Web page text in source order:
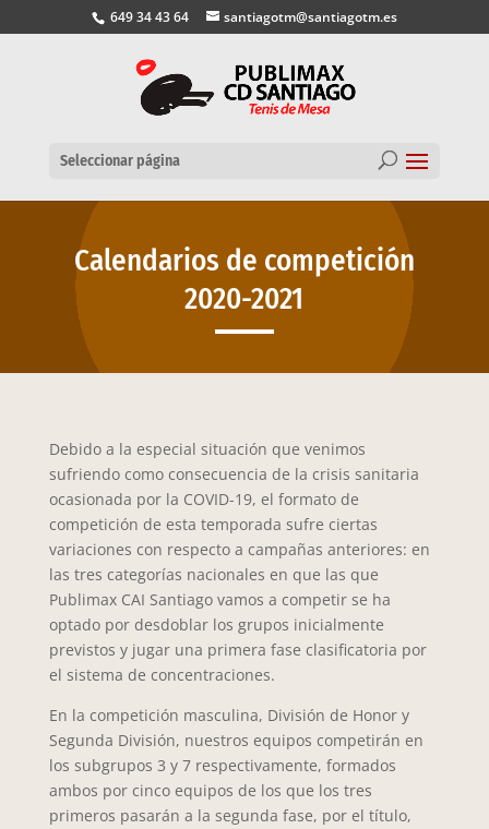
649 34 43 64 santiagotm@santiagotm.es
Seleccionar página
Calendarios de competición
2020-2021
Debido a la especial situación que venimos
sufriendo como consecuencia de la crisis sanitaria
ocasionada por la COVID-19, el formato de
competición de esta temporada sufre ciertas
variaciones con respecto a campañas anteriores: en
las tres categorías nacionales en que las que
Publimax CAI Santiago vamos a competir se ha
optado por desdoblar los grupos inicialmente
previstos y jugar una primera fase clasificatoria por
el sistema de concentraciones.
En la competición masculina, División de Honor y
Segunda División, nuestros equipos competirán en
los subgrupos 3 y 7 respectivamente, formados
ambos por cinco equipos de los que los tres
primeros pasarán a la segunda fase, por el título,